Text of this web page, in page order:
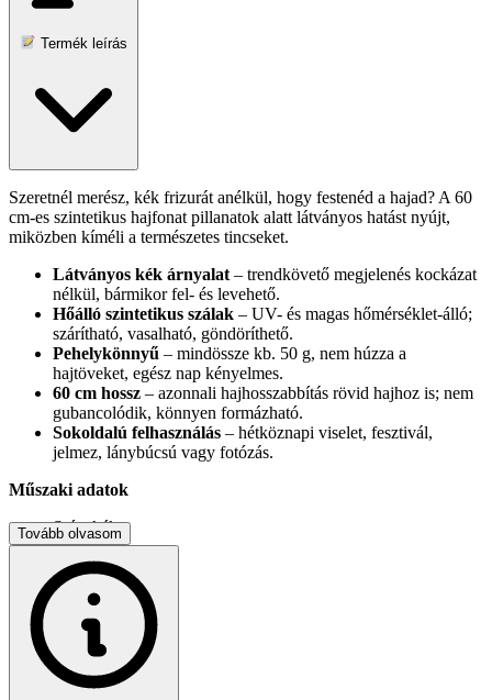
Termék leírás
Szeretnél merész, kék frizurát anélkül, hogy festenéd a hajad? A 60
cm-es szintetikus hajfonat pillanatok alatt látványos hatást nyújt,
miközben kíméli a természetes tincseket.
Látványos kék árnyalat – trendkövető megjelenés kockázat
nélkül, bármikor fel- és levehető.
Hőálló szintetikus szálak – UV- és magas hőmérséklet-álló;
szárítható, vasalható, göndöríthető.
Pehelykönnyű – mindössze kb. 50 g, nem húzza a
hajtöveket, egész nap kényelmes.
60 cm hossz – azonnali hajhosszabbítás rövid hajhoz is; nem
gubancolódik, könnyen formázható.
Sokoldalú felhasználás – hétköznapi viselet, fesztivál,
jelmez, lánybúcsú vagy fotózás.
Műszaki adatok
Szín: kék
Anyag: hőálló szintetikus rost
Hossz: ~60 cm
Súly csomagolással: ~0,05 kg
Ápolási tipp:hűvös vízben mossa, hagyja levegőn száradni, kerülje
a nyílt lángot és a hajfestéket.
Tovább olvasom